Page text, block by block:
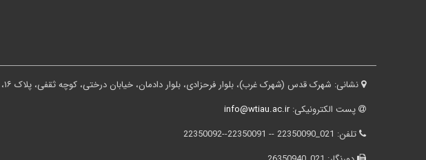
نشانی: شهرک قدس (شهرک غرب)، بلوار فرحزادی، بلوار دادمان، خیابان درختی، کوچه ثقفی، پلاک ۱۶، ساختمان ستادی دانشگاه آزاد اسلامی واحد تهران غرب
پست الکترونیکی:info@wtiau.ac.ir
تلفن: 021_22350090 -- 22350091--22350092